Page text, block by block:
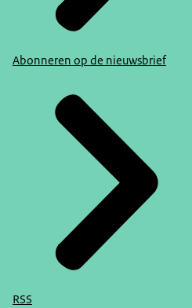
Abonneren op de nieuwsbrief
RSS